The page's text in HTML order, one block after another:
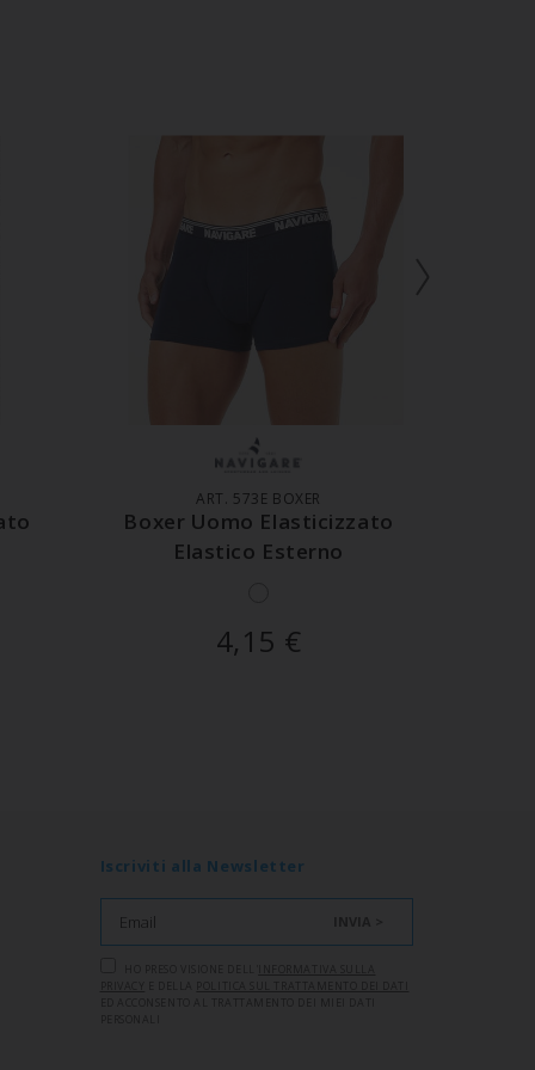
AGGIUNGI AL CARRELLO
ART. 573E BOXER
Boxer Uomo Elasticizzato
Elastico Esterno
4,15 €
Iscriviti alla Newsletter